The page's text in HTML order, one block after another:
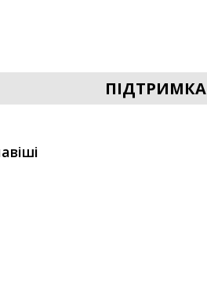
ПІДТРИМКА